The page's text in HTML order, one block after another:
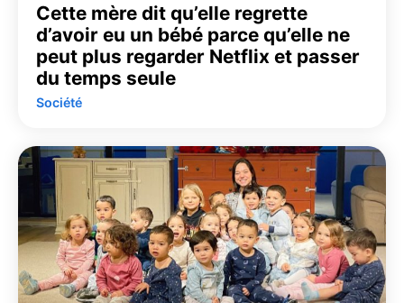
Cette mère dit qu’elle regrette
d’avoir eu un bébé parce qu’elle ne
peut plus regarder Netflix et passer
du temps seule
Société